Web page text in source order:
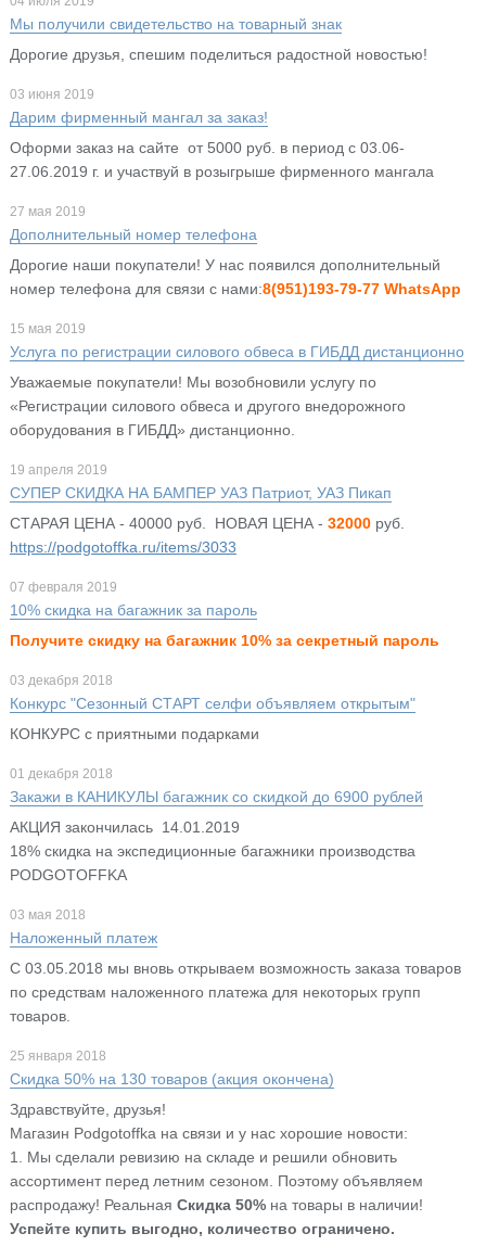
Мы получили свидетельство на товарный знак
Дорогие друзья, спешим поделиться радостной новостью!
03 июня 2019
Дарим фирменный мангал за заказ!
Оформи заказ на сайте от 5000 руб. в период с 03.06-
27.06.2019 г. и участвуй в розыгрыше фирменного мангала
27 мая 2019
Дополнительный номер телефона
Дорогие наши покупатели! У нас появился дополнительный
номер телефона для связи с нами:8(951)193-79-77 WhatsApp
15 мая 2019
Услуга по регистрации силового обвеса в ГИБДД дистанционно
Уважаемые покупатели! Мы возобновили услугу по
«Регистрации силового обвеса и другого внедорожного
оборудования в ГИБДД» дистанционно.
19 апреля 2019
СУПЕР СКИДКА НА БАМПЕР УАЗ Патриот, УАЗ Пикап
СТАРАЯ ЦЕНА - 40000 руб. НОВАЯ ЦЕНА - 32000руб.
https://podgotoffka.ru/items/3033
07 февраля 2019
10% скидка на багажник за пароль
Получите скидку на багажник 10% за секретный пароль
03 декабря 2018
Конкурс "Сезонный СТАРТ селфи объявляем открытым"
КОНКУРС с приятными подарками
01 декабря 2018
Закажи в КАНИКУЛЫ багажник со скидкой до 6900 рублей
АКЦИЯ закончилась 14.01.2019
18% скидка на экспедиционные багажники производства
PODGOTOFFKA
03 мая 2018
Наложенный платеж
С 03.05.2018 мы вновь открываем возможность заказа товаров
по средствам наложенного платежа для некоторых групп
товаров.
25 января 2018
Скидка 50% на 130 товаров (акция окончена)
Здравствуйте, друзья!
Магазин Podgotoffka на связи и у нас хорошие новости:
1. Мы сделали ревизию на складе и решили обновить
ассортимент перед летним сезоном. Поэтому объявляем
распродажу! Реальная Скидка 50%на товары в наличии!
Успейте купить выгодно, количество ограничено.